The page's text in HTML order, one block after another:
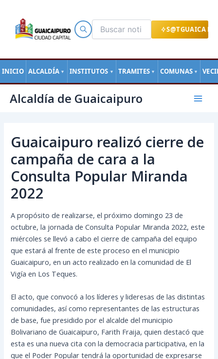
S@TGUAICA
INICIO ALCALDÍA ▼ INSTITUTOS ▼ TRAMITES ▼ COMUNAS ▼
contenido
Alcaldía de Guaicaipuro
Main
Guaicaipuro realizó cierre de
campaña de cara a la
Consulta Popular Miranda
2022
A propósito de realizarse, el próximo domingo 23 de
octubre, la jornada de Consulta Popular Miranda 2022, este
miércoles se llevó a cabo el cierre de campaña del equipo
que estará al frente de este proceso en el municipio
Guaicaipuro, en un acto realizado en la comunidad de El
Vigía en Los Teques.
El acto, que convocó a los líderes y lideresas de las distintas
comunidades, así como representantesde las estructuras
de base, fue presidido por el alcalde del municipio
Bolivariano de Guaicaipuro, Farith Fraija, quien destacó que
esta es una nueva cita con la democracia participativa, en la
que el Poder Popular tendrá la oportunidad de expresarse
de